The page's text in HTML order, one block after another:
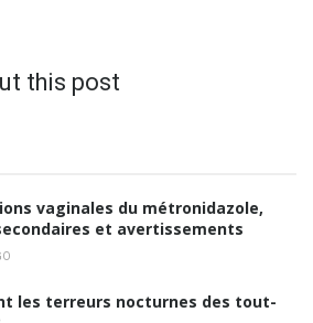
this post
vaginales du métronidazole,
et avertissements
les terreurs nocturnes des tout-